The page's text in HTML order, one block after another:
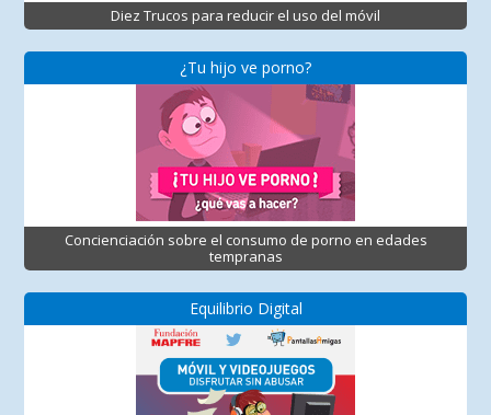
Diez Trucos para reducir el uso del móvil
¿Tu hijo ve porno?
Concienciación sobre el consumo de porno en edades
tempranas
Equilibrio Digital